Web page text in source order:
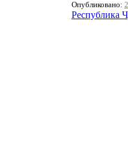
Опубликовано:
Республика